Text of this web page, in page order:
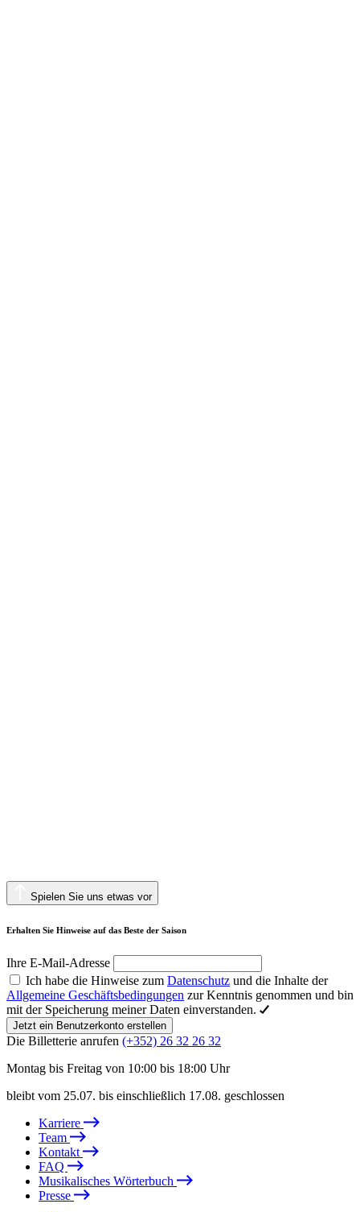
Spielen Sie uns etwas vor
Erhalten Sie Hinweise auf das Beste der Saison
Ihre E-Mail-Adresse
Ich habe die Hinweise zum Datenschutz und die Inhalte der
Allgemeine Geschäftsbedingungen zur Kenntnis genommen und bin
mit der Speicherung meiner Daten einverstanden.
Jetzt ein Benutzerkonto erstellen
Die Billetterie anrufen (+352) 26 32 26 32
Montag bis Freitag von 10:00 bis 18:00 Uhr
bleibt vom 25.07. bis einschließlich 17.08. geschlossen
Karriere
Team
Kontakt
FAQ
Musikalisches Wörterbuch
Presse